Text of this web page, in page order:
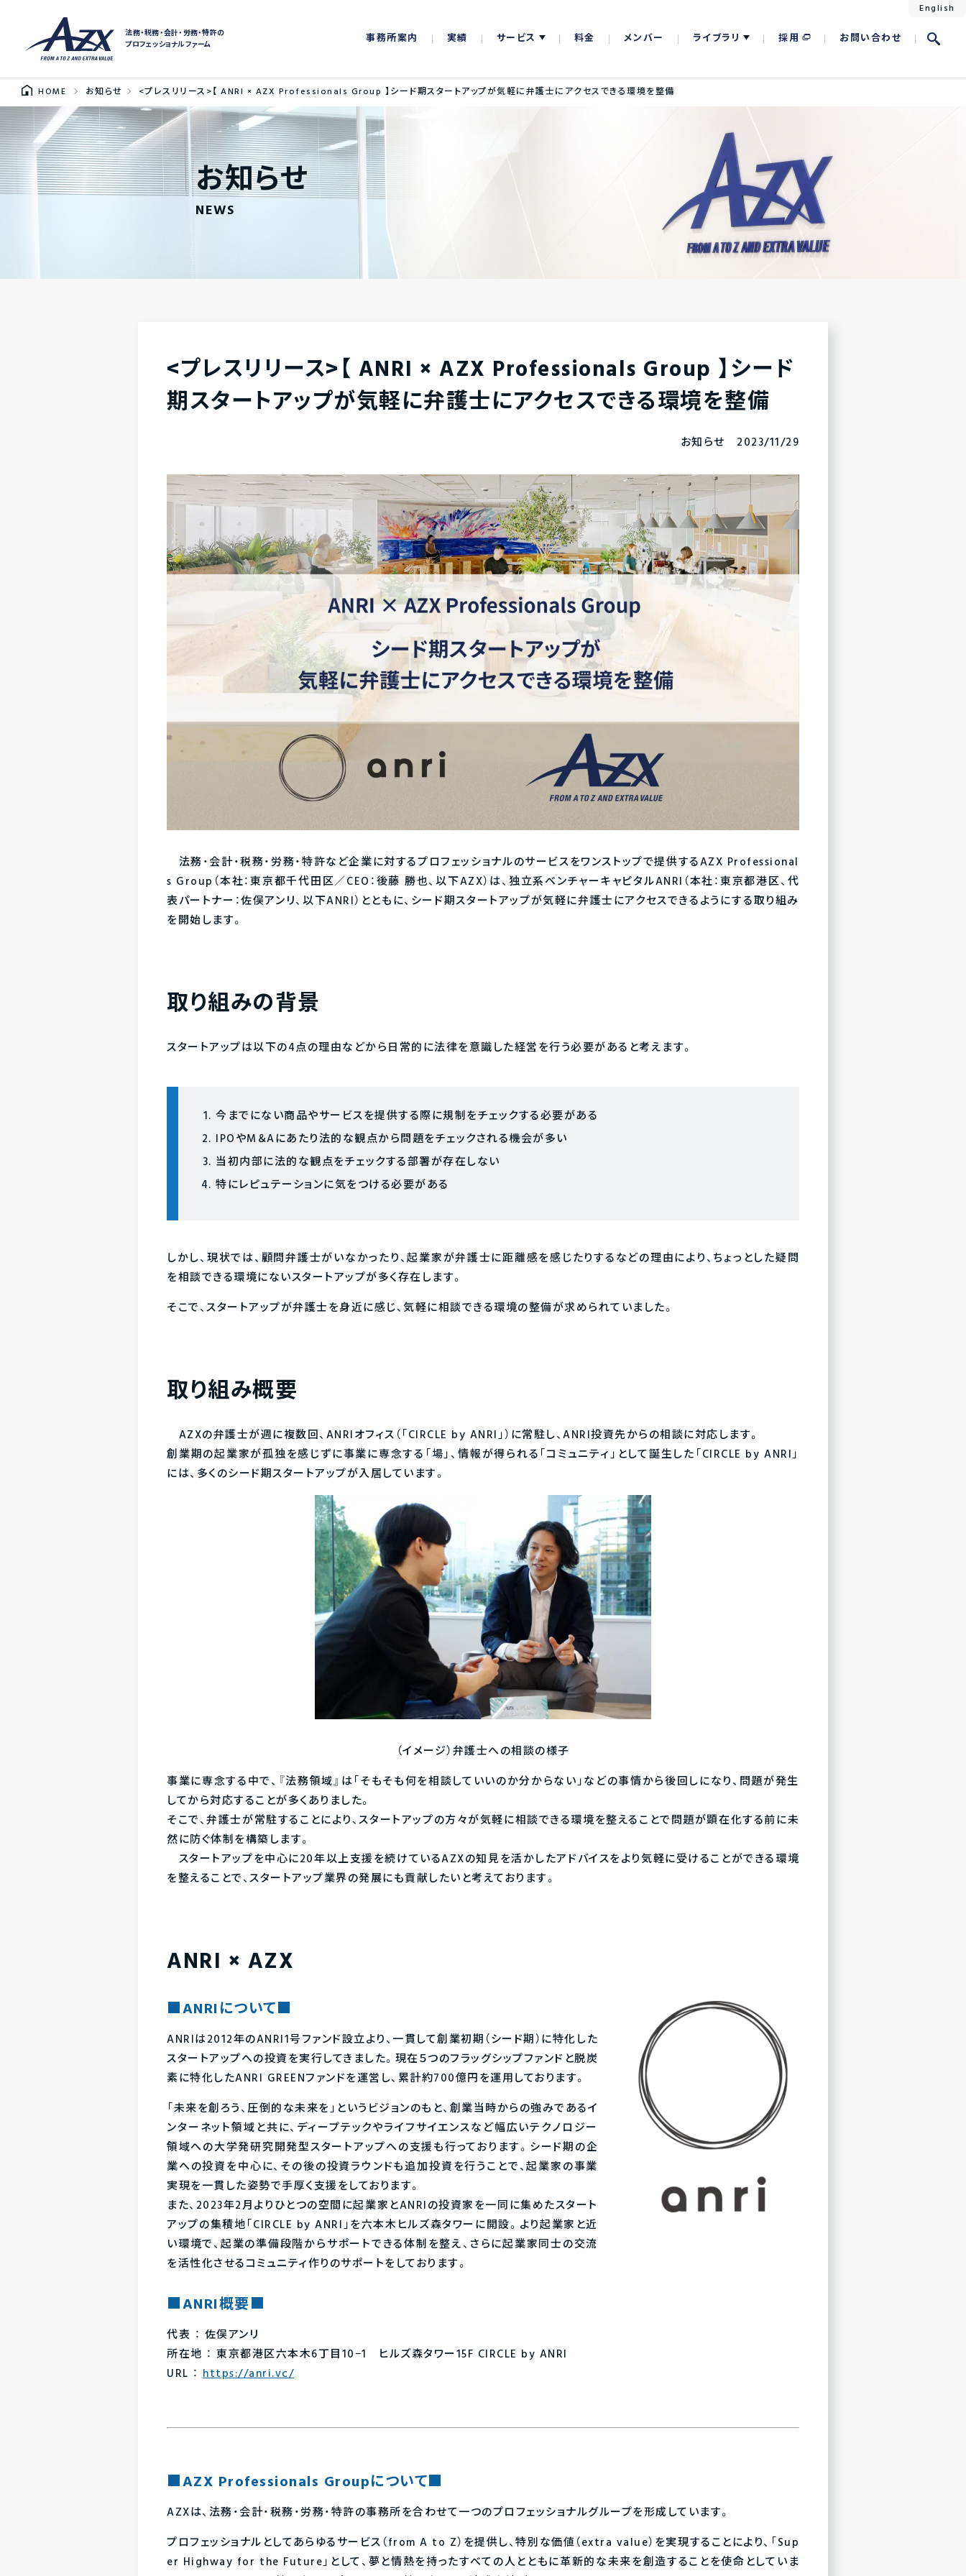
法務・税務・会計・労務・特許の
プロフェッショナルファーム
事務所案内 実績 サービス 料金 メンバー ライブラリ 採用 お問い合わせ
English
HOME お知らせ <プレスリリース>【 ANRI × AZX Professionals Group 】シード期スタートアップが気軽に弁護士にアクセスできる環境を整備
お知らせ
NEWS
<プレスリリース>【 ANRI × AZX Professionals Group 】シード
期スタートアップが気軽に弁護士にアクセスできる環境を整備
お知らせ 2023/11/29
法務・会計・税務・労務・特許など企業に対するプロフェッショナルのサービスをワンストップで提供するAZX Professional
s Group（本社：東京都千代田区／CEO：後藤 勝也、以下AZX）は、独立系ベンチャーキャピタルANRI（本社：東京都港区、代
表パートナー：佐俣アンリ、以下ANRI）とともに、シード期スタートアップが気軽に弁護士にアクセスできるようにする取り組み
を開始します。
取り組みの背景
スタートアップは以下の4点の理由などから日常的に法律を意識した経営を行う必要があると考えます。
今までにない商品やサービスを提供する際に規制をチェックする必要がある
IPOやM＆Aにあたり法的な観点から問題をチェックされる機会が多い
当初内部に法的な観点をチェックする部署が存在しない
特にレピュテーションに気をつける必要がある
しかし、現状では、顧問弁護士がいなかったり、起業家が弁護士に距離感を感じたりするなどの理由により、ちょっとした疑問
を相談できる環境にないスタートアップが多く存在します。
そこで、スタートアップが弁護士を身近に感じ、気軽に相談できる環境の整備が求められていました。
取り組み概要
AZXの弁護士が週に複数回、ANRIオフィス（「CIRCLE by ANRI」）に常駐し、ANRI投資先からの相談に対応します。
創業期の起業家が孤独を感じずに事業に専念する「場」、情報が得られる「コミュニティ」として誕生した「CIRCLE by ANRI」
には、多くのシード期スタートアップが入居しています。
（イメージ）弁護士への相談の様子
事業に専念する中で、『法務領域』は「そもそも何を相談していいのか分からない」などの事情から後回しになり、問題が発生
してから対応することが多くありました。
そこで、弁護士が常駐することにより、スタートアップの方々が気軽に相談できる環境を整えることで問題が顕在化する前に未
然に防ぐ体制を構築します。
スタートアップを中心に20年以上支援を続けているAZXの知見を活かしたアドバイスをより気軽に受けることができる環境
を整えることで、スタートアップ業界の発展にも貢献したいと考えております。
ANRI × AZX
■ANRIについて■
ANRIは2012年のANRI1号ファンド設立より、一貫して創業初期（シード期）に特化した
スタートアップへの投資を実行してきました。現在５つのフラッグシップファンドと脱炭
素に特化したANRI GREENファンドを運営し、累計約700億円を運用しております。
「未来を創ろう、圧倒的な未来を」というビジョンのもと、創業当時からの強みであるイ
ンターネット領域と共に、ディープテックやライフサイエンスなど幅広いテクノロジー
領域への大学発研究開発型スタートアップへの支援も行っております。シード期の企
業への投資を中心に、その後の投資ラウンドも追加投資を行うことで、起業家の事業
実現を一貫した姿勢で手厚く支援をしております。
また、2023年2月よりひとつの空間に起業家とANRIの投資家を一同に集めたスタート
アップの集積地「CIRCLE by ANRI」を六本木ヒルズ森タワーに開設。より起業家と近
い環境で、起業の準備段階からサポートできる体制を整え、さらに起業家同士の交流
を活性化させるコミュニティ作りのサポートをしております。
■ANRI概要■
代表 ： 佐俣アンリ
所在地 ： 東京都港区六本木6丁目10−1 ヒルズ森タワー15F CIRCLE by ANRI
URL ： https://anri.vc/
■AZX Professionals Groupについて■
AZXは、法務・会計・税務・労務・特許の事務所を合わせて一つのプロフェッショナルグループを形成しています。
プロフェッショナルとしてあらゆるサービス（from A to Z）を提供し、特別な価値（extra value）を実現することにより、「Sup
er Highway for the Future」として、夢と情熱を持ったすべての人とともに革新的な未来を創造することを使命としていま